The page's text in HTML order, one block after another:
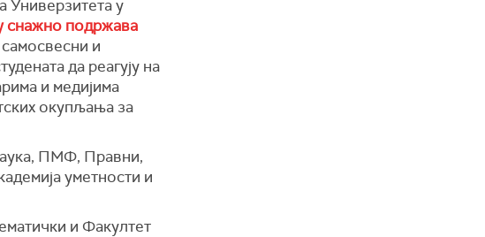
Универзитета у
снажно подржава
и
да реагују на
и медијима
окупљања за
ПМФ, Правни,
уметности и
и Факултет